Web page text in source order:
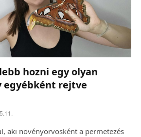
hozni egy olyan
egyébként rejtve
aki növényorvosként a permetezés